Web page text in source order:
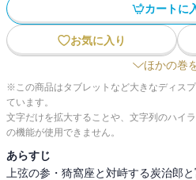
カートに
お気に入り
ほかの巻
※この商品はタブレットなど大きなディス
ています。
文字だけを拡大することや、文字列のハイ
の機能が使用できません。
あらすじ
上弦の参・猗窩座と対峙する炭治郎